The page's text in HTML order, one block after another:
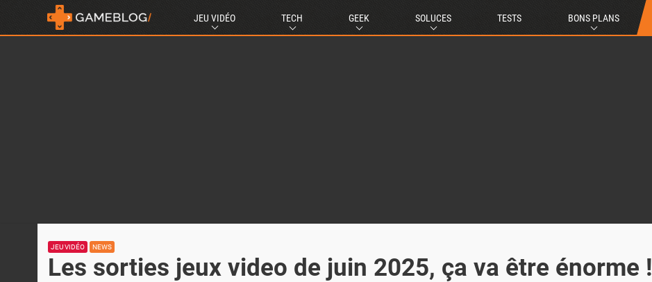
JEU VIDÉO TECH GEEK SOLUCES TESTS BONS PLANS
JEU VIDÉO NEWS
Les sorties jeux video de juin 2025, ça va être énorme !